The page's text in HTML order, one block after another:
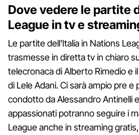
Dove vedere le partite
League in tv e
Le partite dell'Italia in Nations
trasmesse in diretta tv in chiaro
telecronaca di Alberto Rimedio e
di Lele Adani. Ci sarà ampio pre e
condotto da Alessandro Antinelli
appassionati potranno seguire i
League anche in streaming gratis,